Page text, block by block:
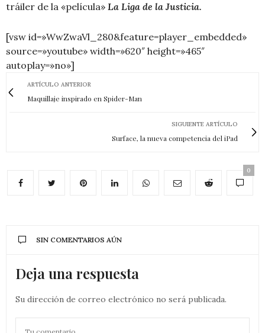
tráiler de la «película» La Liga de la Justicia.
[vsw id=»WwZwaVl_280&feature=player_embedded»
source=»youtube» width=»620″ height=»465″
autoplay=»no»]
ARTÍCULO ANTERIOR
Maquillaje inspirado en Spider-Man
SIGUIENTE ARTÍCULO
Surface, la nueva competencia del iPad
0
SIN COMENTARIOS AÚN
Deja una respuesta
Su dirección de correo electrónico no será publicada.